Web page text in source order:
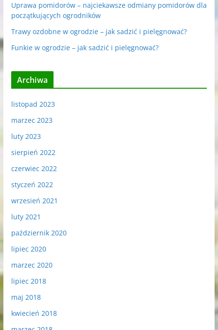
Uprawa pomidorów – najciekawsze odmiany pomidorów dla
początkujących ogrodników
Trawy ozdobne w ogrodzie – jak sadzić i pielęgnować?
Funkie w ogrodzie – jak sadzić i pielęgnować?
Archiwa
listopad 2023
marzec 2023
luty 2023
sierpień 2022
czerwiec 2022
styczeń 2022
wrzesień 2021
luty 2021
październik 2020
lipiec 2020
marzec 2020
lipiec 2018
maj 2018
kwiecień 2018